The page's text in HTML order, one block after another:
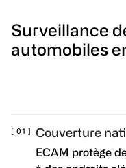
Surveillance
automobiles
Couverture
ECAM protège